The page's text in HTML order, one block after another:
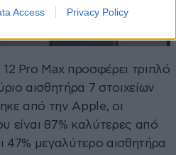
Access Privacy Policy
Pro Max προσφέρει τριπλό
αισθητήρα 7 στοιχείων
από την Apple, οι
είναι 87% καλύτερες από
47% μεγαλύτερο αισθητήρα